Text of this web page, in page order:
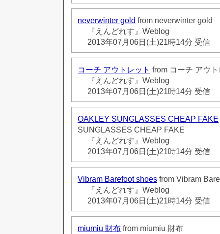
neverwinter gold from neverwinter gold
『えんどれす』Weblog
2013年07月06日(土)21時14分 受信
コーチ アウトレット from コーチ アウ
『えんどれす』Weblog
2013年07月06日(土)21時14分 受信
OAKLEY SUNGLASSES CHEAP FAKE
SUNGLASSES CHEAP FAKE
『えんどれす』Weblog
2013年07月06日(土)21時14分 受信
Vibram Barefoot shoes from Vibram
『えんどれす』Weblog
2013年07月06日(土)21時14分 受信
miumiu 財布 from miumiu 財布